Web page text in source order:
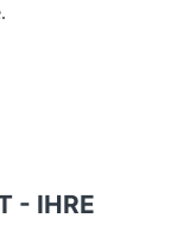
- IHRE